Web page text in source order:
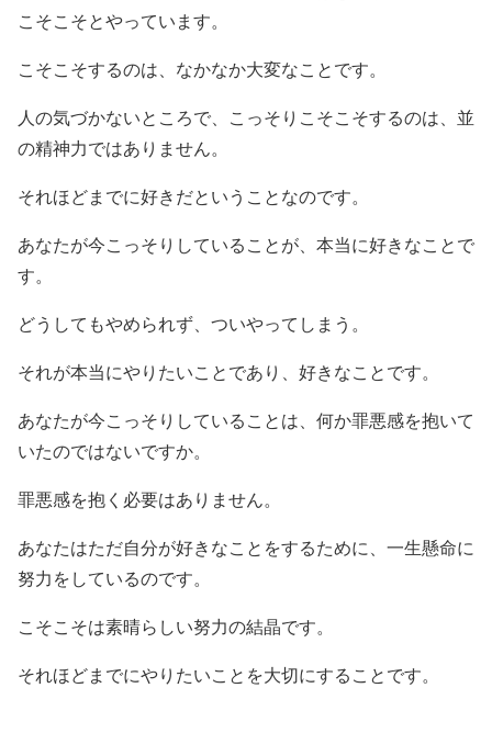
こそこそとやっています。
こそこそするのは、なかなか大変なことです。
人の気づかないところで、こっそりこそこそするのは、並
の精神力ではありません。
それほどまでに好きだということなのです。
あなたが今こっそりしていることが、本当に好きなことで
す。
どうしてもやめられず、ついやってしまう。
それが本当にやりたいことであり、好きなことです。
あなたが今こっそりしていることは、何か罪悪感を抱いて
いたのではないですか。
罪悪感を抱く必要はありません。
あなたはただ自分が好きなことをするために、一生懸命に
努力をしているのです。
こそこそは素晴らしい努力の結晶です。
それほどまでにやりたいことを大切にすることです。